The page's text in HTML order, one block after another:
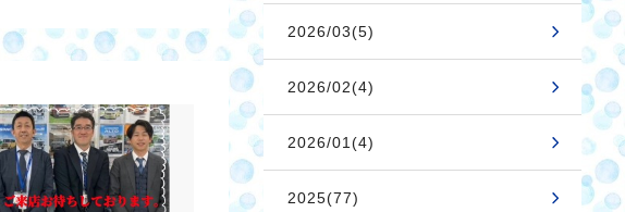
2026/03(5)
2026/02(4)
2026/01(4)
2025(77)